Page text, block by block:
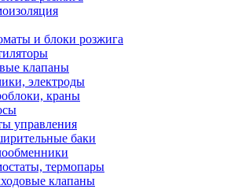
и блоки розжига
клапаны
электроды
краны
управления
баки
термопары
клапаны